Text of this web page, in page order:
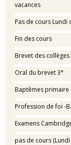
vacances
Pas de cours Lundi
Fin des cours
Brevet des collèges
Oral du brevet 3°
Baptêmes primaire
Profession de foi -
Examens
pas de cours